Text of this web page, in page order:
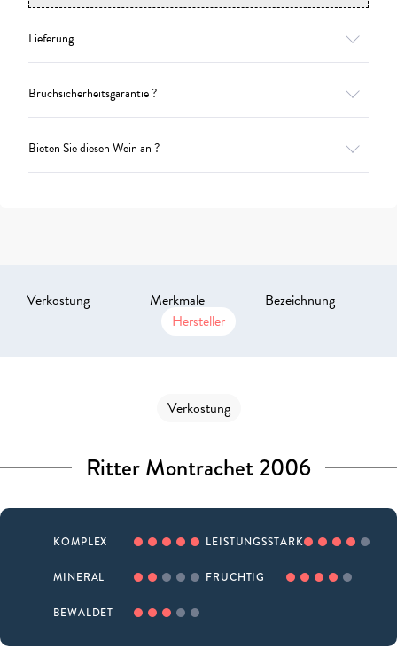
Lieferung
Bruchsicherheitsgarantie ?
Bieten Sie diesen Wein an ?
Verkostung Merkmale
Bezeichnung
Hersteller
Verkostung
Ritter Montrachet 2006
KOMPLEX LEISTUNGSSTARK
MINERAL FRUCHTIG
BEWALDET